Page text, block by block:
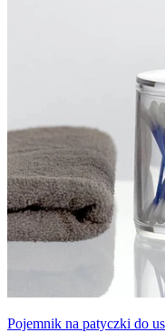
Pojemnik na patyczki do